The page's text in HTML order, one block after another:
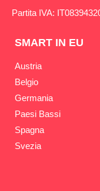
Partita IVA:
SMART IN EU
Austria
Belgio
Germania
Paesi Bassi
Spagna
Svezia